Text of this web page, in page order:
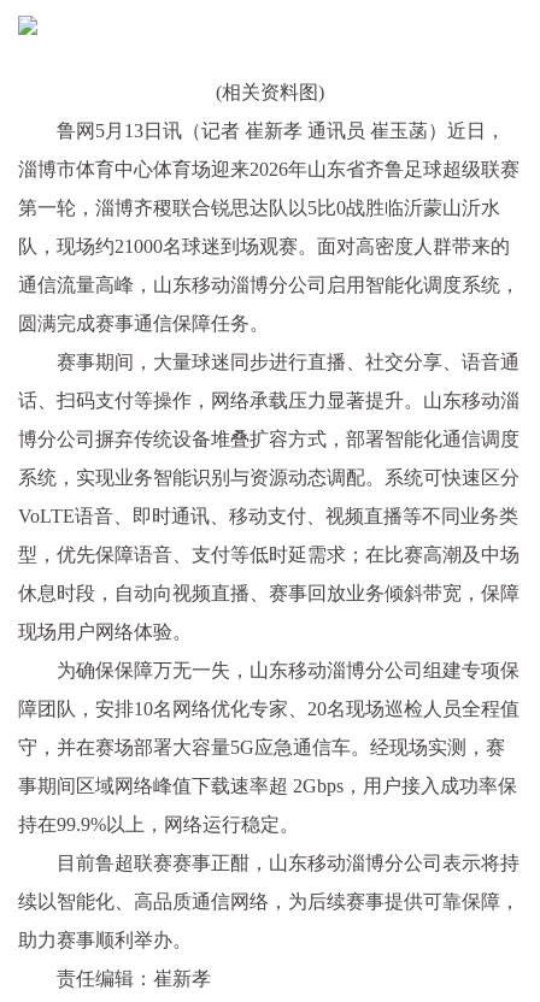
(相关资料图)
鲁网5月13日讯（记者 崔新孝 通讯员 崔玉菡）近日，
淄博市体育中心体育场迎来2026年山东省齐鲁足球超级联赛
第一轮，淄博齐稷联合锐思达队以5比0战胜临沂蒙山沂水
队，现场约21000名球迷到场观赛。面对高密度人群带来的
通信流量高峰，山东移动淄博分公司启用智能化调度系统，
圆满完成赛事通信保障任务。
赛事期间，大量球迷同步进行直播、社交分享、语音通
话、扫码支付等操作，网络承载压力显著提升。山东移动淄
博分公司摒弃传统设备堆叠扩容方式，部署智能化通信调度
系统，实现业务智能识别与资源动态调配。系统可快速区分
VoLTE语音、即时通讯、移动支付、视频直播等不同业务类
型，优先保障语音、支付等低时延需求；在比赛高潮及中场
休息时段，自动向视频直播、赛事回放业务倾斜带宽，保障
现场用户网络体验。
为确保保障万无一失，山东移动淄博分公司组建专项保
障团队，安排10名网络优化专家、20名现场巡检人员全程值
守，并在赛场部署大容量5G应急通信车。经现场实测，赛
事期间区域网络峰值下载速率超 2Gbps，用户接入成功率保
持在99.9%以上，网络运行稳定。
目前鲁超联赛赛事正酣，山东移动淄博分公司表示将持
续以智能化、高品质通信网络，为后续赛事提供可靠保障，
助力赛事顺利举办。
责任编辑：崔新孝